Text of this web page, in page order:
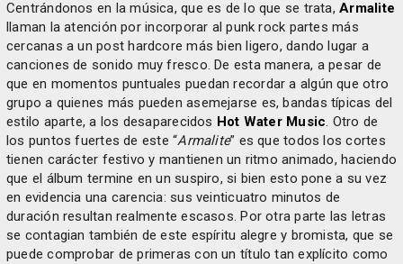
Centrándonos en la música, que es de lo que se trata,Armalite
llaman la atención por incorporar al punk rock partes más
cercanas a un post hardcore más bien ligero, dando lugar a
canciones de sonido muy fresco. De esta manera, a pesar de
que en momentos puntuales puedan recordar a algún que otro
grupo a quienes más pueden asemejarse es, bandas típicas del
estilo aparte, a los desaparecidos Hot Water Music. Otro de
los puntos fuertes de este “Armalite” es que todos los cortes
tienen carácter festivo y mantienen un ritmo animado, haciendo
que el álbum termine en un suspiro, si bien esto pone a su vez
en evidencia una carencia: sus veinticuatro minutos de
duración resultan realmente escasos. Por otra parte las letras
se contagian también de este espíritu alegre y bromista, que se
puede comprobar de primeras con un título tan explícito como